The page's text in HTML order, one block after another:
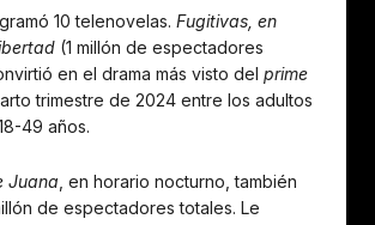
10 telenovelas. Fugitivas, en
(1 millón de espectadores
en el drama más visto del prime
trimestre de 2024 entre los adultos
49 años.
Juana , en horario nocturno, también
de espectadores totales. Le